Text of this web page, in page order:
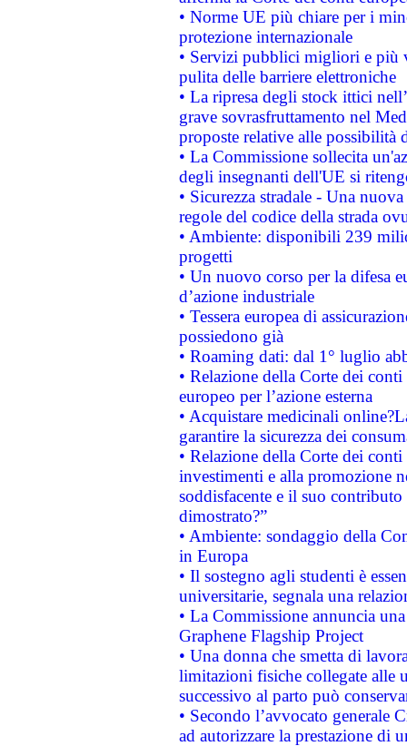
• Norme UE più chiare per i
protezione internazionale
• Servizi pubblici migliori e più
pulita delle barriere elettroniche
• La ripresa degli stock ittici
grave sovrasfruttamento nel
proposte relative alle possibilità
• La Commissione sollecita
degli insegnanti dell'UE si
• Sicurezza stradale - Una
regole del codice della strada
• Ambiente: disponibili 239
progetti
• Un nuovo corso per la difesa
d’azione industriale
• Tessera europea di
possiedono già
• Roaming dati: dal 1° luglio
• Relazione della Corte dei
europeo per l’azione esterna
• Acquistare medicinali
garantire la sicurezza dei
• Relazione della Corte dei
investimenti e alla promozione
soddisfacente e il suo
dimostrato?”
• Ambiente: sondaggio della
in Europa
• Il sostegno agli studenti è
universitarie, segnala una
• La Commissione annuncia
Graphene Flagship Project
• Una donna che smetta di
limitazioni fisiche collegate alle
successivo al parto può
• Secondo l’avvocato
ad autorizzare la prestazione di